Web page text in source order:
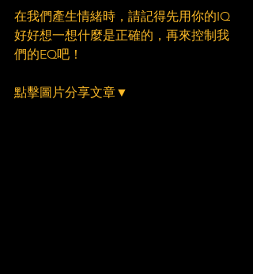
在我們產生情緒時，請記得先用你的IQ
好好想一想什麼是正確的，再來控制我
們的EQ吧！
點擊圖片分享文章▼